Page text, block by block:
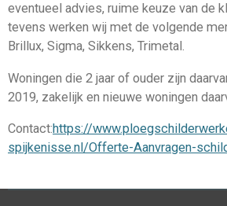
eventueel advies, ruime keuze van de
tevens werken wij met de volgende
Brillux, Sigma, Sikkens, Trimetal.
Woningen die 2 jaar of ouder zijn
2019, zakelijk en nieuwe woningen
Contact:https://
spijkenisse.nl/Offerte-Aanvragen-